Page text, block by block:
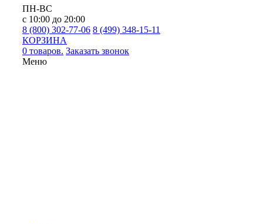
ПН-ВС
с 10:00 до 20:00
8 (800) 302-77-06 8 (499) 348-15-11
КОРЗИНА
0 товаров. Заказать звонок
Меню